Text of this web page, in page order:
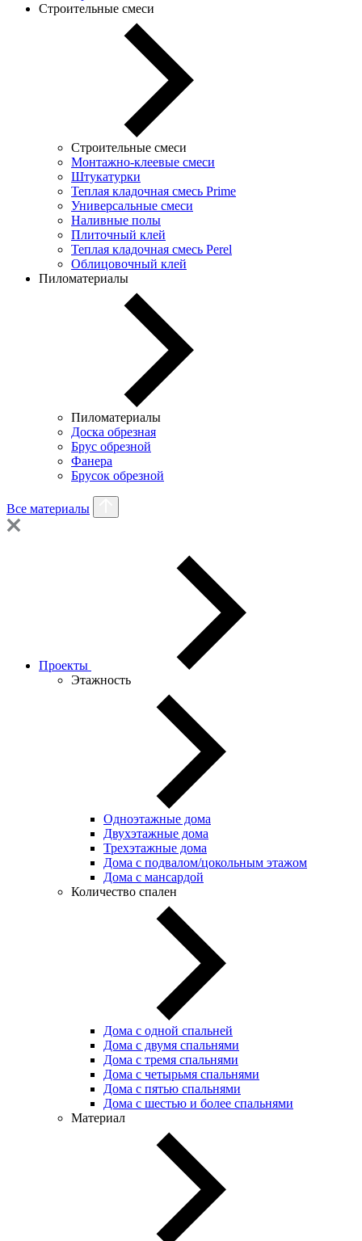
Строительные смеси
Строительные смеси
Монтажно-клеевые смеси
Штукатурки
Теплая кладочная смесь Prime
Универсальные смеси
Наливные полы
Плиточный клей
Теплая кладочная смесь Perel
Облицовочный клей
Пиломатериалы
Пиломатериалы
Доска обрезная
Брус обрезной
Фанера
Брусок обрезной
Все материалы
Проекты
Этажность
Одноэтажные дома
Двухэтажные дома
Трехэтажные дома
Дома с подвалом/цокольным этажом
Дома с мансардой
Количество спален
Дома с одной спальней
Дома с двумя спальнями
Дома с тремя спальнями
Дома с четырьмя спальнями
Дома с пятью спальнями
Дома с шестью и более спальнями
Материал